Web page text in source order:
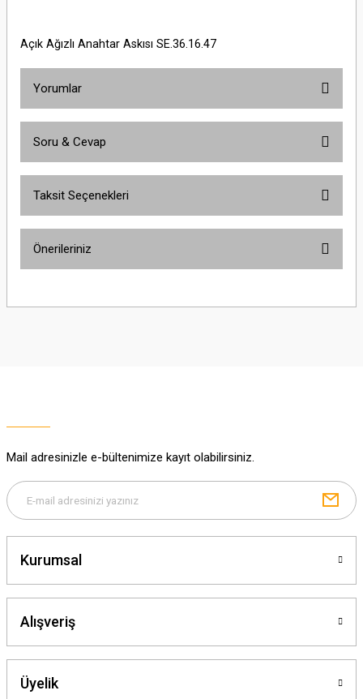
Açık Ağızlı Anahtar Askısı SE.36.16.47
Yorumlar
Soru & Cevap
Taksit Seçenekleri
Önerileriniz
yetersiz gördüğünüz noktaları öneri formunu kullanarak tarafımıza
Bu ürüne benzer farklı alternatifler olmalı.
Mail adresinizle e-bültenimize kayıt olabilirsiniz.
Kurumsal
Alışveriş
Üyelik